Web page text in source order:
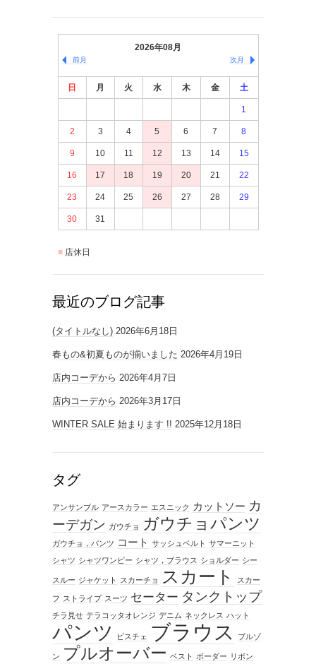
2026年08月
前月 次月
日 月 火 水 木 金 土
1
2 3 4 5 6 7 8
9 10 11 12 13 14 15
16 17 18 19 20 21 22
23 24 25 26 27 28 29
30 31
店休日
最近のブログ記事
(タイトルなし) 2026年6月18日
春もの&初夏ものが揃いました 2026年4月19日
店内コーデから 2026年4月7日
店内コーデから 2026年3月17日
WINTER SALE 始まります !! 2025年12月18日
タグ
アンサンブル アースカラー エスニック カットソー カ
ーデガン ガウチョ ガウチョパンツ
ガウチョ，パンツ コート サッシュベルト サマーニット
シャツ シャツワンピー シャツ，ブラウス ショルダー シー
スルー ジャケット スカーチョ スカート スカー
フ ストライプ スーツ セーター タンクトップ
チラ見せ テラコッタオレンジ デニム ネックレス ハット
パンツ ビスチェ ブラウス ブルゾ
ン プルオーバー ベスト ボーダー リボン